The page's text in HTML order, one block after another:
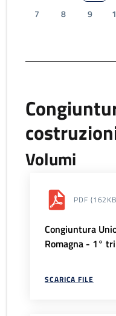
7
8 9
Volumi
PDF
Congiuntura
Romagna - 1°
SCARICA FILE